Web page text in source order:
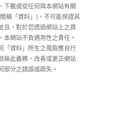
下載或從任何與本網站有關
稱「資料」)，不可能保證其
且，對於您透過網站上之資
本網站不負適用性之責任。
「資料」所生之風險應自行
無此義務，改善或更正網站
部分之錯誤或疏失。